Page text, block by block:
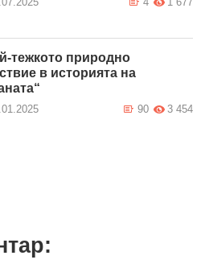
тежкото природно
в историята на
3 454
90